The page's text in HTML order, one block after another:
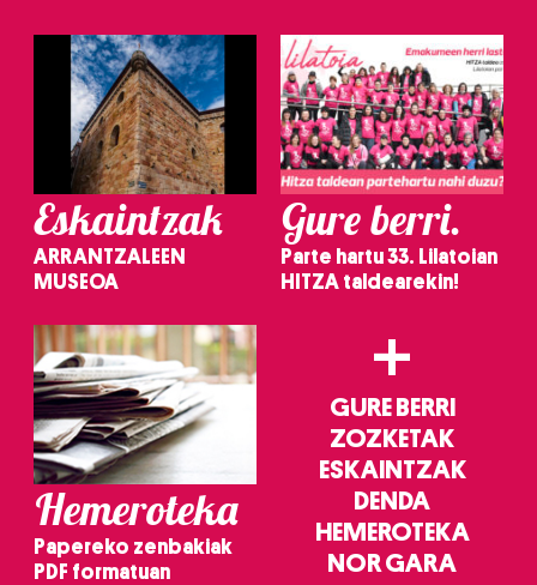
Eskaintzak
ARRANTZALEEN
MUSEOA
Gure berri.
Parte hartu 33. Lilatoian
HITZA taldearekin!
Hemeroteka
Papereko zenbakiak
PDF formatuan
+
GURE BERRI
ZOZKETAK
ESKAINTZAK
DENDA
HEMEROTEKA
NOR GARA